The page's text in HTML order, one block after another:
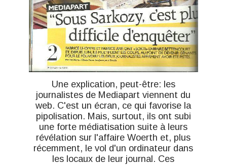
Une explication, peut-être: les
journalistes de Mediapart viennent du
web. C'est un écran, ce qui favorise la
pipolisation. Mais, surtout, ils ont subi
une forte médiatisation suite à leurs
révélation sur l'affaire Woerth et, plus
récemment, le vol d'un ordinateur dans
les locaux de leur journal. Ces